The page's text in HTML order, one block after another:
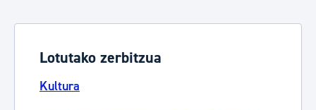
Lotutako zerbitzua
Kultura